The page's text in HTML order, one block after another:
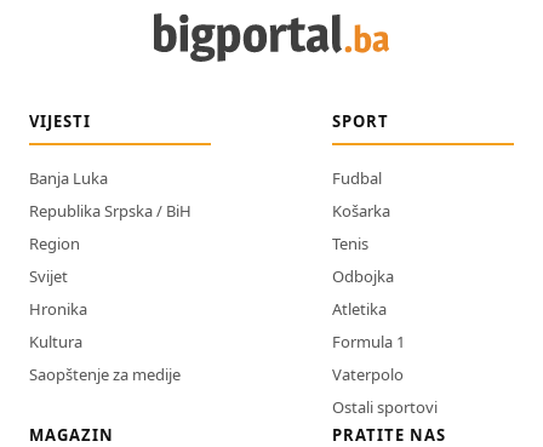
VIJESTI
Banja Luka
Republika Srpska / BiH
Region
Svijet
Hronika
Kultura
Saopštenje za medije
SPORT
Fudbal
Košarka
Tenis
Odbojka
Atletika
Formula 1
Vaterpolo
Ostali sportovi
MAGAZIN
PRATITE NAS